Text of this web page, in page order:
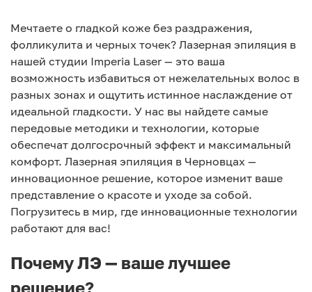
Мечтаете о гладкой коже без раздражения,
фолликулита и черных точек? Лазерная эпиляция в
нашей студии Imperia Laser — это ваша
возможность избавиться от нежелательных волос в
разных зонах и ощутить истинное наслаждение от
идеальной гладкости. У нас вы найдете самые
передовые методики и технологии, которые
обеспечат долгосрочный эффект и максимальный
комфорт. Лазерная эпиляция в Черновцах —
инновационное решение, которое изменит ваше
представление о красоте и уходе за собой.
Погрузитесь в мир, где инновационные технологии
работают для вас!
Почему ЛЭ — ваше лучшее
решение?